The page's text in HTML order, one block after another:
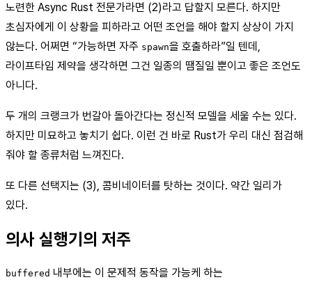
노련한 Async Rust 전문가라면 (2)라고 답할지 모른다. 하지만
초심자에게 이 상황을 피하라고 어떤 조언을 해야 할지 상상이 가지
않는다. 어쩌면 “가능하면 자주 spawn을 호출하라”일 텐데,
라이프타임 제약을 생각하면 그건 일종의 땜질일 뿐이고 좋은 조언도
아니다.
두 개의 크랭크가 번갈아 돌아간다는 정신적 모델을 세울 수는 있다.
하지만 미묘하고 놓치기 쉽다. 이런 건 바로 Rust가 우리 대신 점검해
줘야 할 종류처럼 느껴진다.
또 다른 선택지는 (3), 콤비네이터를 탓하는 것이다. 약간 일리가
있다.
의사 실행기의 저주
buffered 내부에는 이 문제적 동작을 가능케 하는